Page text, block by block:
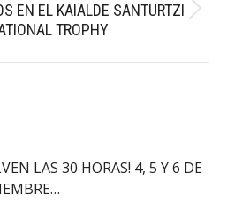
Publicación
siguiente:
EN EL KAIALDE SANTURTZI
TROPHY
LAS 30 HORAS! 4, 5 Y 6 DE